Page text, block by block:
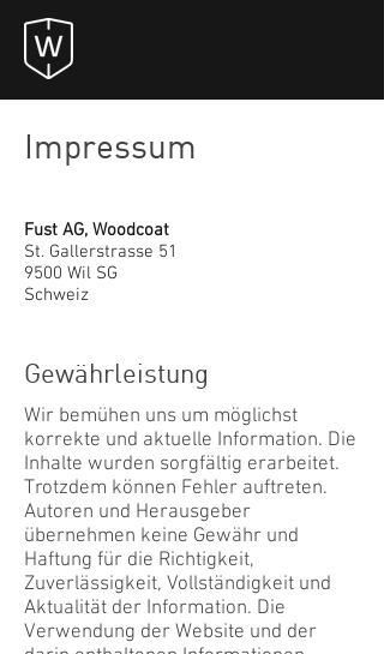
Impressum
Fust AG, Woodcoat
St. Gallerstrasse 51
9500 Wil SG
Schweiz
Gewährleistung
Wir bemühen uns um möglichst
korrekte und aktuelle Information. Die
Inhalte wurden sorgfältig erarbeitet.
Trotzdem können Fehler auftreten.
Autoren und Herausgeber
übernehmen keine Gewähr und
Haftung für die Richtigkeit,
Zuverlässigkeit, Vollständigkeit und
Aktualität der Information. Die
Verwendung der Website und der